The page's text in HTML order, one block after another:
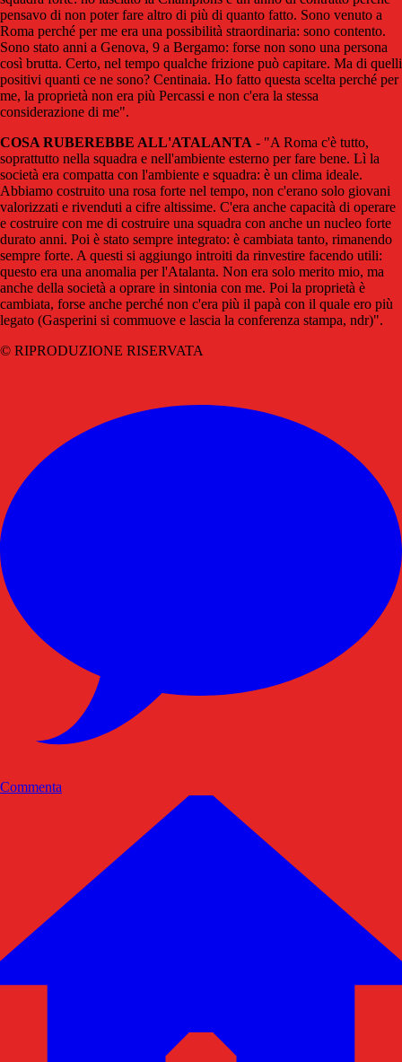
pensavo di non poter fare altro di più di quanto fatto. Sono venuto a
Roma perché per me era una possibilità straordinaria: sono contento.
Sono stato anni a Genova, 9 a Bergamo: forse non sono una persona
così brutta. Certo, nel tempo qualche frizione può capitare. Ma di quelli
positivi quanti ce ne sono? Centinaia. Ho fatto questa scelta perché per
me, la proprietà non era più Percassi e non c'era la stessa
considerazione di me".
COSA RUBEREBBE ALL'ATALANTA - "A Roma c'è tutto,
soprattutto nella squadra e nell'ambiente esterno per fare bene. Lì la
società era compatta con l'ambiente e squadra: è un clima ideale.
Abbiamo costruito una rosa forte nel tempo, non c'erano solo giovani
valorizzati e rivenduti a cifre altissime. C'era anche capacità di operare
e costruire con me di costruire una squadra con anche un nucleo forte
durato anni. Poi è stato sempre integrato: è cambiata tanto, rimanendo
sempre forte. A questi si aggiungo introiti da rinvestire facendo utili:
questo era una anomalia per l'Atalanta. Non era solo merito mio, ma
anche della società a oprare in sintonia con me. Poi la proprietà è
cambiata, forse anche perché non c'era più il papà con il quale ero più
legato (Gasperini si commuove e lascia la conferenza stampa, ndr)".
© RIPRODUZIONE RISERVATA
Commenta